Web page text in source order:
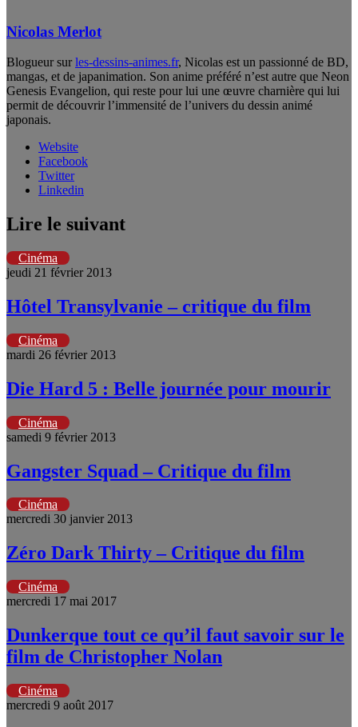
Nicolas Merlot
Blogueur surles-dessins-animes.fr, Nicolas est un passionné de BD,
mangas, et de japanimation. Son anime préféré n’est autre que Neon
Genesis Evangelion, qui reste pour lui une œuvre charnière qui lui
permit de découvrir l’immensité de l’univers du dessin animé
japonais.
Website
Facebook
Twitter
Linkedin
Lire le suivant
Cinéma
jeudi 21 février 2013
Hôtel Transylvanie – critique du film
Cinéma
mardi 26 février 2013
Die Hard 5 : Belle journée pour mourir
Cinéma
samedi 9 février 2013
Gangster Squad – Critique du film
Cinéma
mercredi 30 janvier 2013
Zéro Dark Thirty – Critique du film
Cinéma
mercredi 17 mai 2017
Dunkerque tout ce qu’il faut savoir sur le
film de Christopher Nolan
Cinéma
mercredi 9 août 2017